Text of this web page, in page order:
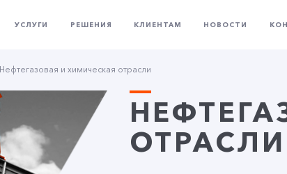
УСЛУГИ РЕШЕНИЯ КЛИЕНТАМ НОВОСТИ
Нефтегазовая и химическая отрасли
ОТРАСЛИ